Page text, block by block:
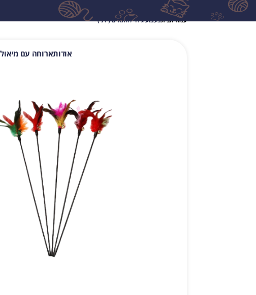
אודותארוחה עם מיאו
עמוד הביתצעצוע גירוי לחתולים (ידני)